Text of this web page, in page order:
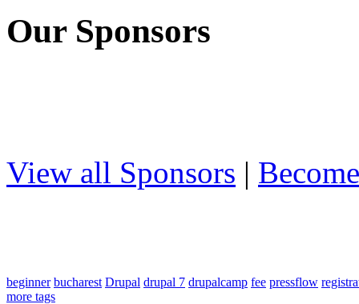
Our Sponsors
View all Sponsors |
beginner bucharest Drupal drupal 7 drupalcamp fee pressflow
more tags